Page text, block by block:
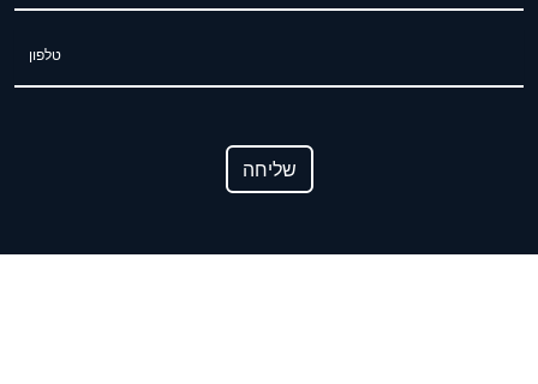
שליחה